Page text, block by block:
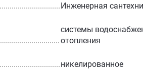
Инженерная
системы
отопления
никелированное